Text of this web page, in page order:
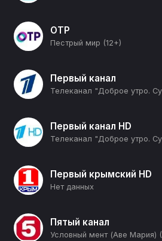
ОТР
Пестрый мир (12+)
Первый канал
Телеканал "Доброе утро.
Первый канал HD
Телеканал "Доброе утро.
Первый крымский HD
Нет данных
Пятый канал
Условный мент (Аве Мария)